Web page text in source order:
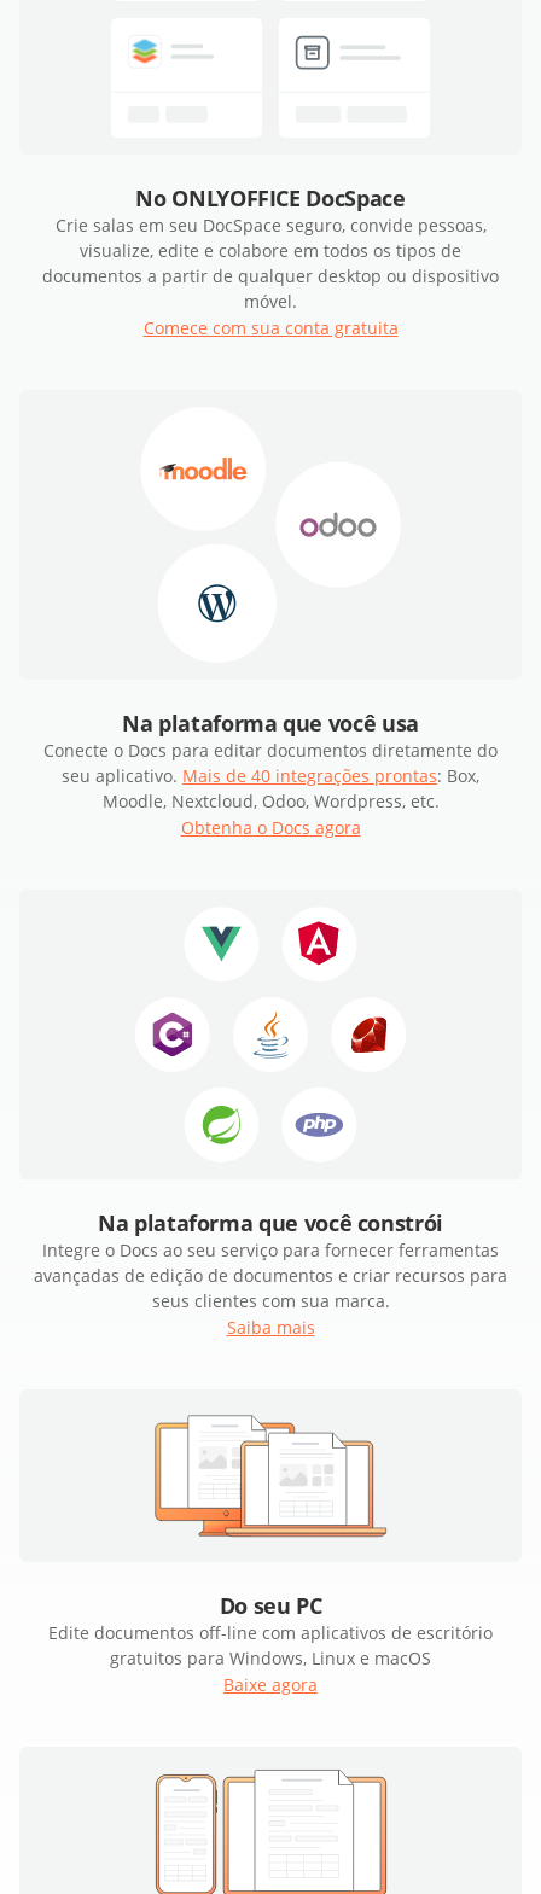
No ONLYOFFICE DocSpace
Crie salas em seu DocSpace seguro, convide pessoas,
visualize, edite e colabore em todos os tipos de
documentos a partir de qualquer desktop ou dispositivo
móvel.
Comece com sua conta gratuita
Na plataforma que você usa
Conecte o Docs para editar documentos diretamente do
seu aplicativo. Mais de 40 integrações prontas: Box,
Moodle, Nextcloud, Odoo, Wordpress, etc.
Obtenha o Docs agora
Na plataforma que você constrói
Integre o Docs ao seu serviço para fornecer ferramentas
avançadas de edição de documentos e criar recursos para
seus clientes com sua marca.
Saiba mais
Do seu PC
Edite documentos off-line com aplicativos de escritório
gratuitos para Windows, Linux e macOS
Baixe agora